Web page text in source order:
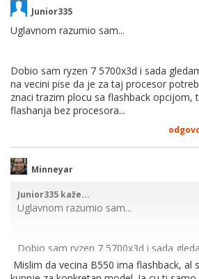
Junior335
Uglavnom razumio sam...
Dobio sam ryzen 7 5700x3d i sada
na vecini pise da je za taj procesor
znaci trazim plocu sa flashback
flashanja bez procesora...
Minneyar
Junior335 kaže...
Uglavnom razumio sam...
Dobio sam ryzen 7 5700x3d i sada
a na vecini pise da je za taj procesor
biosa... znaci trazim plocu sa flashback
Mislim da vecina B550 ima flashback, al